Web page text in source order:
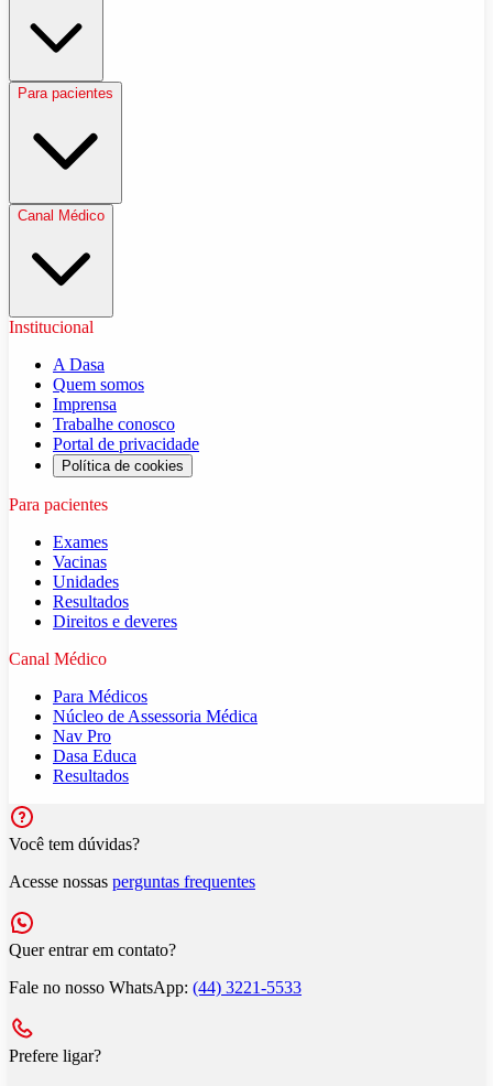
Para pacientes
Canal Médico
Institucional
A Dasa
Quem somos
Imprensa
Trabalhe conosco
Portal de privacidade
Política de cookies
Para pacientes
Exames
Vacinas
Unidades
Resultados
Direitos e deveres
Canal Médico
Para Médicos
Núcleo de Assessoria Médica
Nav Pro
Dasa Educa
Resultados
Você tem dúvidas?
Acesse nossas perguntas frequentes
Quer entrar em contato?
Fale no nosso WhatsApp: (44) 3221-5533
Prefere ligar?